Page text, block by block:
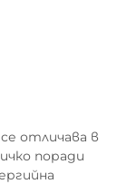
отличава в
поради